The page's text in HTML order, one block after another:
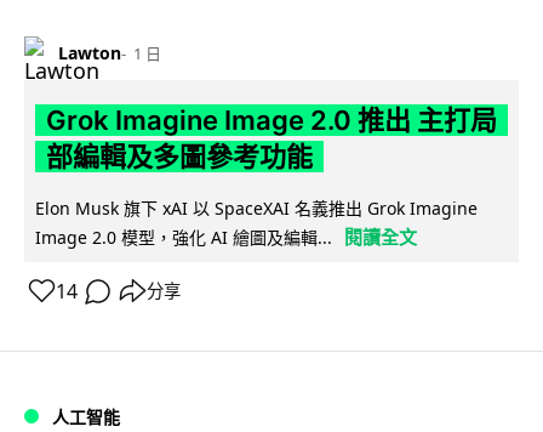
Lawton 1 日
Grok Imagine Image 2.0 推出 主打局
部編輯及多圖參考功能
Elon Musk 旗下 xAI 以 SpaceXAI 名義推出 Grok Imagine
Image 2.0 模型，強化 AI 繪圖及編輯...
閱讀全文
14 分享
人工智能